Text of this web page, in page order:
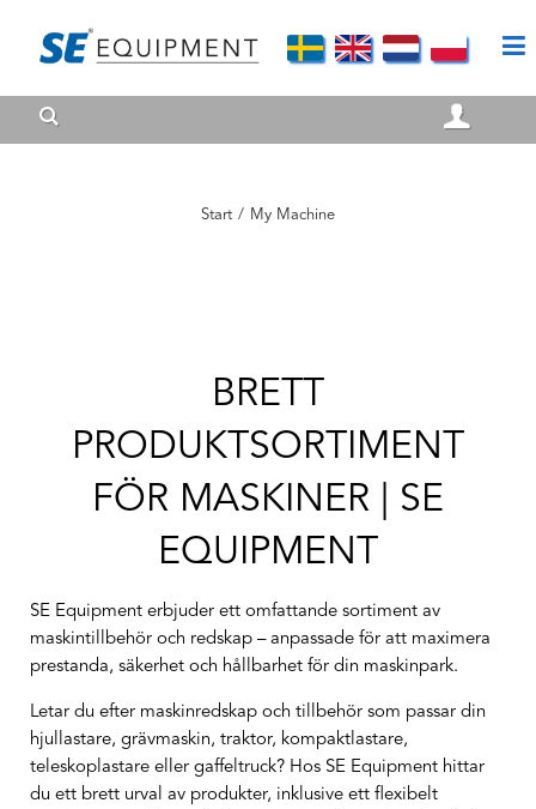
Start / My Machine
BRETT
PRODUKTSORTIMENT
FÖR MASKINER | SE
EQUIPMENT
SE Equipment erbjuder ett omfattande sortiment av
maskintillbehör och redskap – anpassade för att maximera
prestanda, säkerhet och hållbarhet för din maskinpark.
Letar du efter maskinredskap och tillbehör som passar din
hjullastare, grävmaskin, traktor, kompaktlastare,
teleskoplastare eller gaffeltruck? Hos SE Equipment hittar
du ett brett urval av produkter, inklusive ett flexibelt